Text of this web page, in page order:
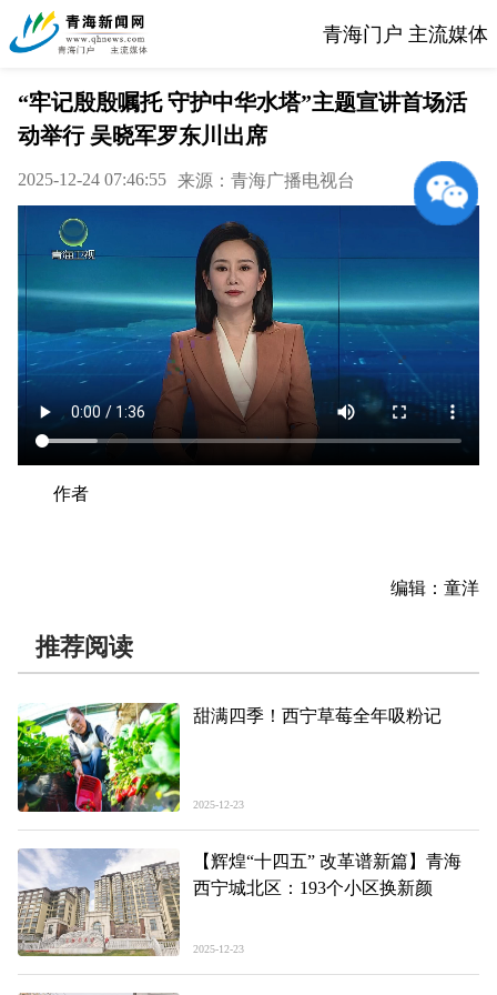
青海门户 主流媒体
“牢记殷殷嘱托 守护中华水塔”主题宣讲首场活
动举行 吴晓军罗东川出席
2025-12-24 07:46:55 来源：青海广播电视台
作者
编辑：童洋
推荐阅读
甜满四季！西宁草莓全年吸粉记
2025-12-23
【辉煌“十四五” 改革谱新篇】青海
西宁城北区：193个小区换新颜
2025-12-23